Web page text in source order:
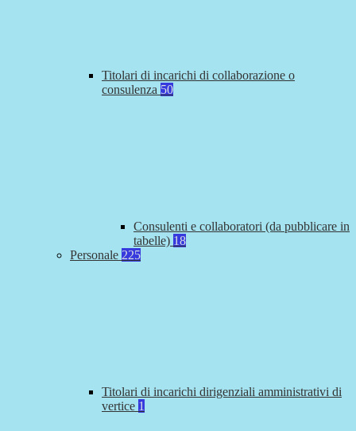
Titolari di incarichi di collaborazione o
consulenza 50
Consulenti e collaboratori (da pubblicare in
tabelle) 18
Personale 225
Titolari di incarichi dirigenziali amministrativi di
vertice 1